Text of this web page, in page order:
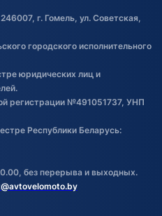
г. Гомель, ул. Советская,
городского исполнительного
юридических лиц и
регистрации №491051737, УНП
Республики Беларусь:
без перерыва и выходных.